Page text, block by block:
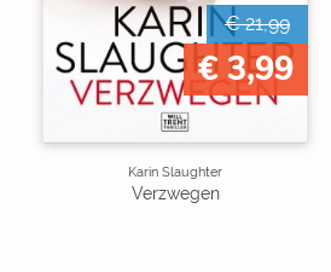
€ 21,99
€ 3,99
Karin Slaughter
Verzwegen